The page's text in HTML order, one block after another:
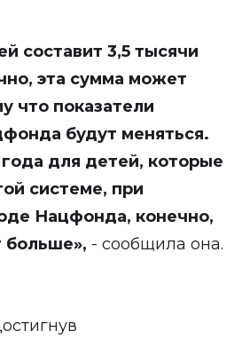
составит 3,5 тысячи
эта сумма может
что показатели
будут меняться.
для детей, которые
системе, при
Нацфонда, конечно,
больше», - сообщила она.